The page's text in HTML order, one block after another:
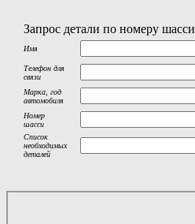
Запрос детали по номеру шасси
Имя
Телефон для
связи
Марка, год
автомобиля
Номер
шасси
Список
необходимых
деталей